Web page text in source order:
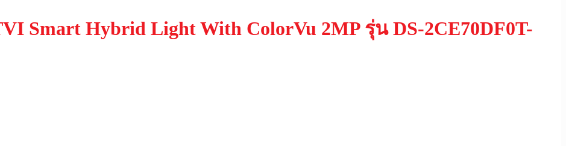
Smart Hybrid Light With ColorVu 2MP รุ่น DS-2CE70DF0T-